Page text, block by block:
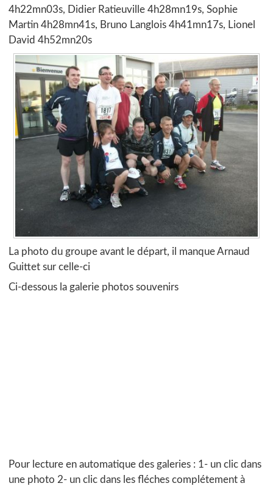
4h22mn03s, Didier Ratieuville 4h28mn19s, Sophie
Martin 4h28mn41s, Bruno Langlois 4h41mn17s, Lionel
David 4h52mn20s
La photo du groupe avant le départ, il manque Arnaud
Guittet sur celle-ci
Ci-dessous la galerie photos souvenirs
Pour lecture en automatique des galeries : 1- un clic dans
une photo 2- un clic dans les fléches complétement à